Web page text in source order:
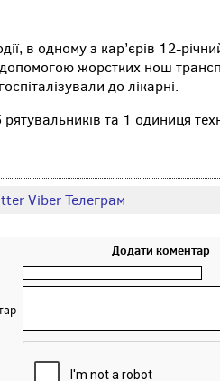
в одному з кар’єрів 12-
жорстких нош
до лікарні.
та 1 одиниця
ViberТелеграм
Додати коментар